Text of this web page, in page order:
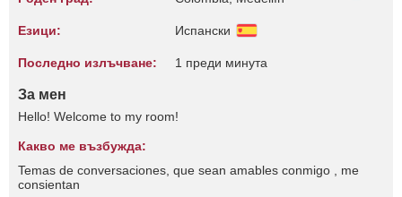
Езици: Испански
Последно излъчване: 1 преди минута
За мен
Hello! Welcome to my room!
Какво ме възбужда:
Temas de conversaciones, que sean amables conmigo , me
consientan